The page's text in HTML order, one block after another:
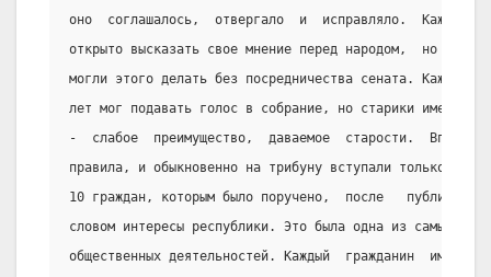
оно  соглашалось,  отвергало  и  исправляло.  Каждый
открыто высказать свое мнение перед народом,  но
могли этого делать без посредничества сената. Каждый
лет мог подавать голос в собрание, но старики имели
-  слабое  преимущество,  даваемое  старости.
правила, и обыкновенно на трибуну вступали только
10 граждан, которым было поручено,  после
словом интересы республики. Это была одна из самых
общественных деятельностей. Каждый  гражданин  имел